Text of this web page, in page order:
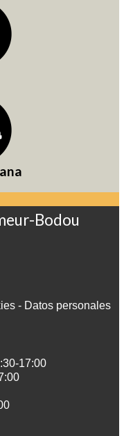
Bodou
- Datos personales
17:00